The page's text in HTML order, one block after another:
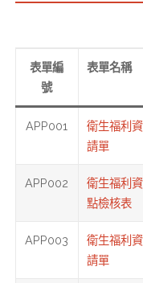
表單編
號
表單名稱
APP001
衛生福利
請單
APP002
衛生福利
點檢核表
APP003
衛生福利
請單